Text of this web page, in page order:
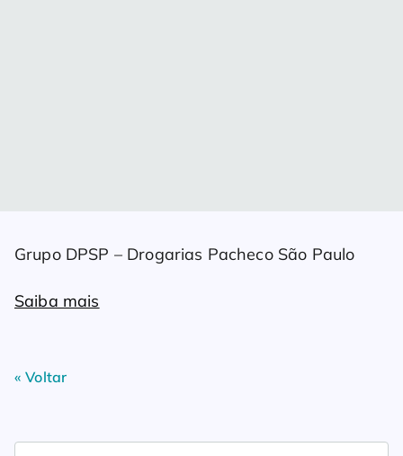
Grupo DPSP – Drogarias Pacheco São Paulo
Saiba mais
« Voltar